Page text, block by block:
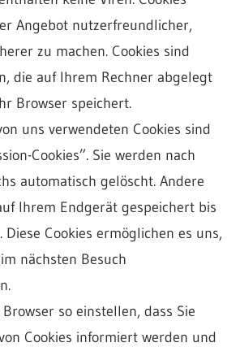
Angebot nutzerfreundlicher,
zu machen. Cookies sind
die auf Ihrem Rechner abgelegt
Browser speichert.
uns verwendeten Cookies sind
Cookies”. Sie werden nach
automatisch gelöscht. Andere
Ihrem Endgerät gespeichert bis
Diese Cookies ermöglichen es uns,
nächsten Besuch
so einstellen, dass Sie
Cookies informiert werden und